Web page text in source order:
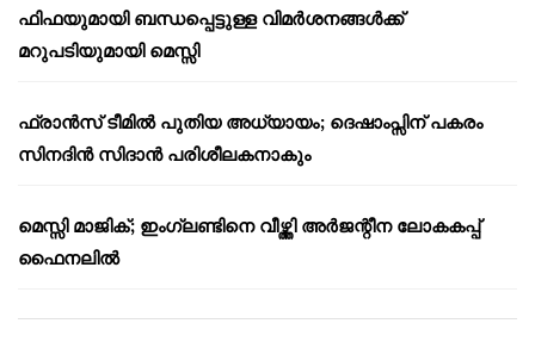
ഫിഫയുമായി ബന്ധപ്പെട്ടുള്ള വിമർശനങ്ങൾക്ക്
മറുപടിയുമായി മെസ്സി
ഫ്രാൻസ് ടീമിൽ പുതിയ അധ്യായം; ദെഷാംപ്സിന് പകരം
സിനദിൻ സിദാൻ പരിശീലകനാകും
മെസ്സി മാജിക്; ഇംഗ്ലണ്ടിനെ വീഴ്ത്തി അർജന്റീന ലോകകപ്പ്
ഫൈനലിൽ